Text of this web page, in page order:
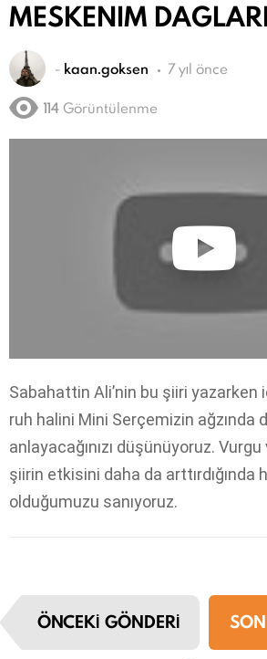
MESKENIM
- kaan.goksen 7 yıl önce
114 Görüntülenme
Sabahattin Ali’nin bu şiiri yazarken
ruh halini Mini Serçemizin ağzında
anlayacağınızı düşünüyoruz.
şiirin etkisini daha da arttırdığında
olduğumuzu sanıyoruz.
I
e
ÖNCEKI GÖNDERI